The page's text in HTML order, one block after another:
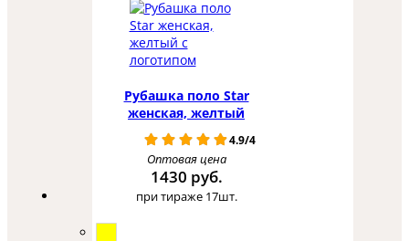
Рубашка поло Star
женская, желтый
4.9/4
Оптовая цена
1430 руб.
при тираже 17шт.